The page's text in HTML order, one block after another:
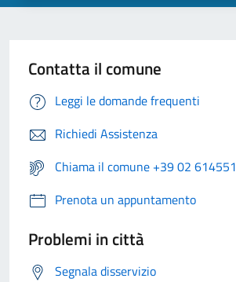
Contatta il comune
Leggi le domande frequenti
Richiedi Assistenza
Chiama il comune +39 02 614551
Prenota un appuntamento
Problemi in città
Segnala disservizio